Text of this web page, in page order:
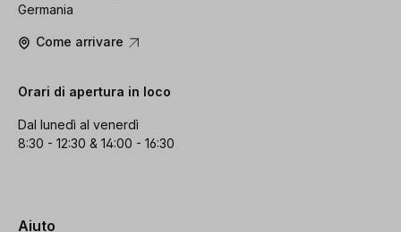
Germania
Come arrivare
Orari di apertura in loco
Dal lunedì al venerdì
8:30 - 12:30 & 14:00 - 16:30
Aiuto